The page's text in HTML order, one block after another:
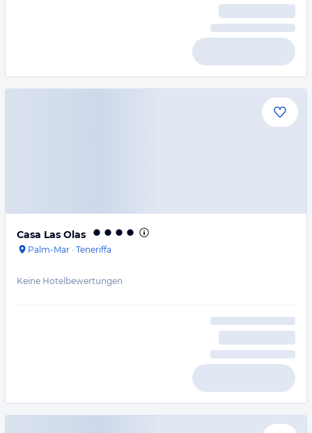
Casa Las Olas
Palm-Mar · Teneriffa
Keine Hotelbewertungen